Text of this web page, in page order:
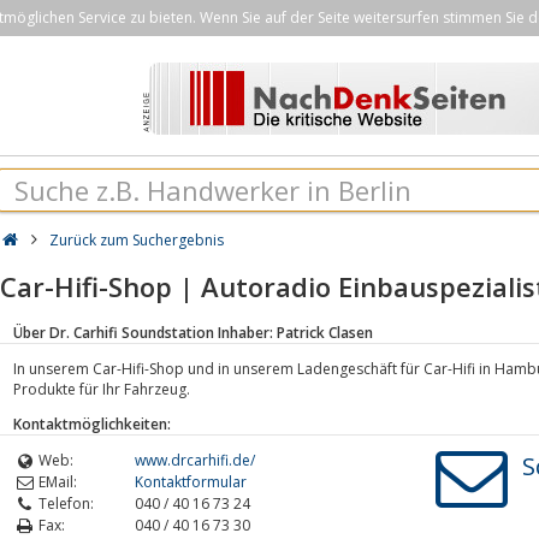
Service zu bieten. Wenn Sie auf der Seite weitersurfen stimmen Sie
Zurück zum Suchergebnis
Car-Hifi-Shop | Autoradio
Über Dr. Carhifi Soundstation Inhaber: Patrick Clasen
In unserem Car-Hifi-Shop und in unserem Ladengeschäft für Car-Hifi in
Produkte für Ihr Fahrzeug.
Kontaktmöglichkeiten:
Web:
www.drcarhifi.de/
EMail:
Kontaktformular
Telefon:
040 / 40 16 73 24
Fax:
040 / 40 16 73 30